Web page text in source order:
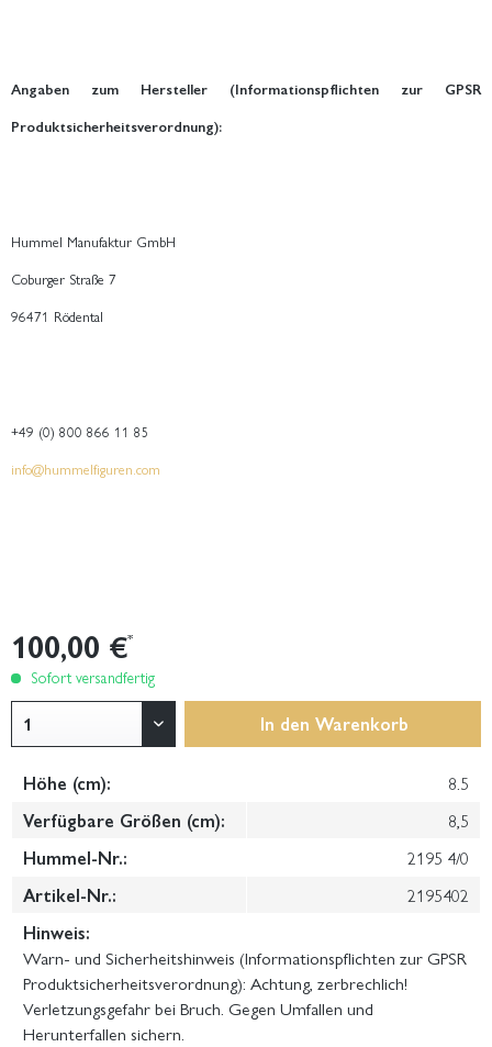
Angaben zum Hersteller (Informationspflichten zur GPSR
Produktsicherheitsverordnung):
Hummel Manufaktur GmbH
Coburger Straße 7
96471 Rödental
+49 (0) 800 866 11 85
info@hummelfiguren.com
100,00 €*
Sofort versandfertig
In den Warenkorb
Höhe (cm):
8.5
Verfügbare Größen (cm):
8,5
Hummel-Nr.:
2195 4/0
Artikel-Nr.:
2195402
Hinweis:
Warn- und Sicherheitshinweis (Informationspflichten zur GPSR
Produktsicherheitsverordnung): Achtung, zerbrechlich!
Verletzungsgefahr bei Bruch. Gegen Umfallen und
Herunterfallen sichern.